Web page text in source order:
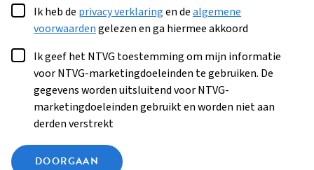
Ik heb de privacy verklaringen dealgemene
voorwaardengelezen en ga hiermee akkoord
Ik geef het NTVG toestemming om mijn informatie
voor NTVG-marketingdoeleinden te gebruiken. De
gegevens worden uitsluitend voor NTVG-
marketingdoeleinden gebruikt en worden niet aan
derden verstrekt
DOORGAAN